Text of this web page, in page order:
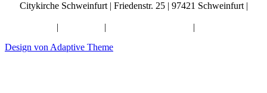
Citykirche Schweinfurt | Friedenstr. 25 | 97421 Schweinfurt |
| | |
Design von Adaptive Theme